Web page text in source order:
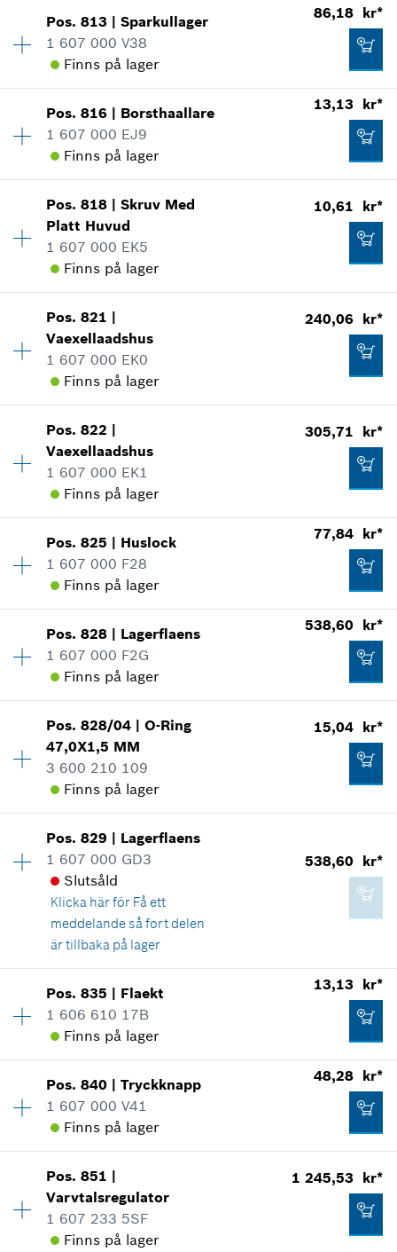
Lägg till i kundvagn
48,28 kr*
*Alla priser inkluderar moms
Lägg till i kundvagn
Tillgänglighet 1
Prisgrupp :22
Reservdelsinformationer
Användningsbevis
Visa som illustration
111,85 kr*
Pos.813 |Sparkullager
1 607 000 V38
Finns på lager
86,18 kr*
Tillgänglighet 1
Prisgrupp :20
Reservdelsinformationer
Användningsbevis
Visa som illustration
86,18 kr*
Pos.816 | Borsthaallare
1 607 000 EJ9
Finns på lager
13,13 kr*
Tillgänglighet 2
Prisgrupp:11
Reservdelsinformationer
Användningsbevis
Visa som illustration
13,13 kr*
Alla priser inkluderar moms
Lägg till i kundvagn
Pos.818 |Skruv Med
Platt Huvud
1 607 000 EK5
Finns på lager
10,61 kr*
Prisgrupp
Reservdelsinformationer
Användningsbevis
10,61 kr*
Lägg till i kundvagn
Pos.821 |
Vaexellaadshus
1 607 000 EK0
Finns på lager
240,06 kr*
Tillgänglighet
Prisgrupp:28
Reservdelsinformationer
Användningsbevis
Visa som illustration
240,06 kr*
Lägg till i kundvagn
Pos.822 |
Vaexellaadshus
1 607 000 EK1
Finns på lager
305,71 kr*
Prisgrupp :30
Reservdelsinformationer
305,71 kr*
*Alla priser inkluderar moms
Pos.825 | Huslock
1 607 000 F28
Finns på lager
77,84 kr*
Prisgrupp :19
Reservdelsinformationer
77,84 kr*
*Alla priser inkluderar moms
Lägg till i kundvagn
Pos.828 | Lagerflaens
1 607 000 F2G
Finns på lager
538,60 kr*
Prisgrupp:35
Reservdelsinformationer
Användningsbevis
538,60 kr*
*Alla priser inkluderar moms
Lägg till i kundvagn
Pos.828/04 |O-Ring
47,0X1,5 MM
3 600 210 109
Finns på lager
15,04 kr*
Tillgänglighet 1
Prisgrupp :12
Reservdelsinformationer
Användningsbevis
Visa som illustration
15,04 kr*
Lägg till i kundvagn
Pos.829 | Lagerflaens
1 607 000 GD3
Slutsåld
Klicka här för Få ett
meddelande så fort delen
är tillbaka på lager
538,60 kr*
Prisgrupp :35
Reservdelsinformationer
538,60 kr*
*Alla priser inkluderar moms
Pos.835 | Flaekt
1 606 610 17B
Finns på lager
13,13 kr*
Prisgrupp :11
Reservdelsinformationer
Pos.840 |Tryckknapp
1 607 000 V41
Finns på lager
48,28 kr*
Tillgänglighet
Prisgrupp:16
Reservdelsinformationer
Användningsbevis
Pos.851 |
Varvtalsregulator
1 607 233 5SF
Finns på lager
1 245,53 kr*